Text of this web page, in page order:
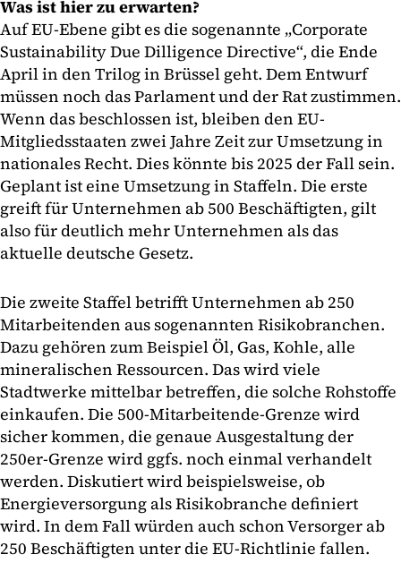
Was ist hier zu erwarten?
Auf EU-Ebene gibt es die sogenannte „Corporate
Sustainability Due Dilligence Directive“, die Ende
April in den Trilog in Brüssel geht. Dem Entwurf
müssen noch das Parlament und der Rat zustimmen.
Wenn das beschlossen ist, bleiben den EU-
Mitgliedsstaaten zwei Jahre Zeit zur Umsetzung in
nationales Recht. Dies könnte bis 2025 der Fall sein.
Geplant ist eine Umsetzung in Staffeln. Die erste
greift für Unternehmen ab 500 Beschäftigten, gilt
also für deutlich mehr Unternehmen als das
aktuelle deutsche Gesetz.
Die zweite Staffel betrifft Unternehmen ab 250
Mitarbeitenden aus sogenannten Risikobranchen.
Dazu gehören zum Beispiel Öl, Gas, Kohle, alle
mineralischen Ressourcen. Das wird viele
Stadtwerke mittelbar betreffen, die solche Rohstoffe
einkaufen. Die 500-Mitarbeitende-Grenze wird
sicher kommen, die genaue Ausgestaltung der
250er-Grenze wird ggfs. noch einmal verhandelt
werden. Diskutiert wird beispielsweise, ob
Energieversorgung als Risikobranche definiert
wird. In dem Fall würden auch schon Versorger ab
250 Beschäftigten unter die EU-Richtlinie fallen.